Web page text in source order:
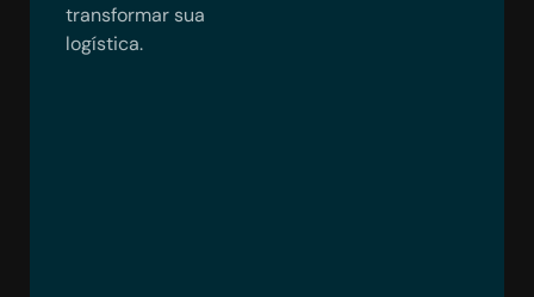
transformar sua
logística.